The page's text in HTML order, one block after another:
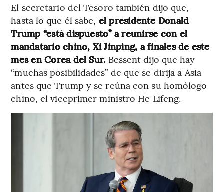
El secretario del Tesoro también dijo que,
hasta lo que él sabe, el presidente Donald
Trump “está dispuesto” a reunirse con el
mandatario chino, Xi Jinping, a finales de este
mes en Corea del Sur. Bessent dijo que hay
“muchas posibilidades” de que se dirija a Asia
antes que Trump y se reúna con su homólogo
chino, el viceprimer ministro He Lifeng.